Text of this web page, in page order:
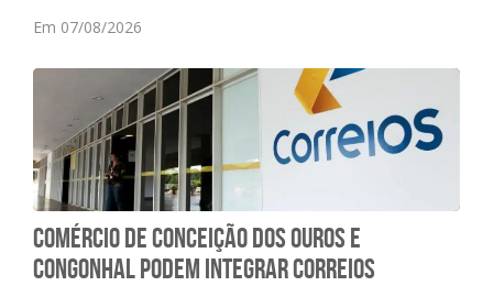
Em 07/08/2026
Comércio de Conceição dos Ouros e
Congonhal podem integrar Correios